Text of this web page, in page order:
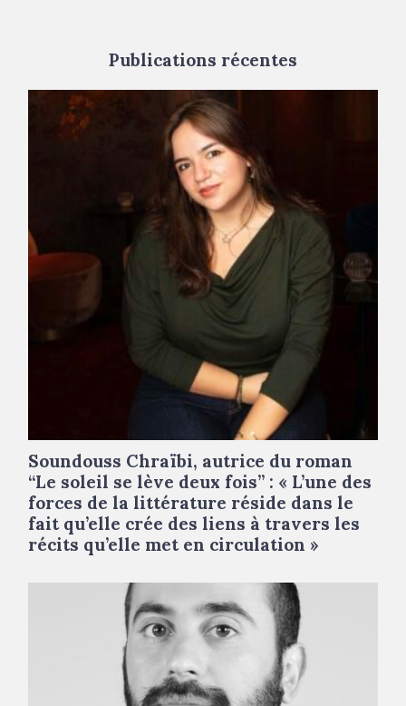
Publications récentes
Soundouss Chraïbi, autrice du roman
“Le soleil se lève deux fois” : « L’une des
forces de la littérature réside dans le
fait qu’elle crée des liens à travers les
récits qu’elle met en circulation »